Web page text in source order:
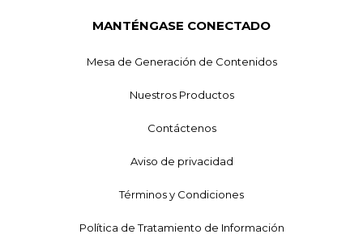
MANTÉNGASE CONECTADO
Mesa de Generación de Contenidos
Nuestros Productos
Contáctenos
Aviso de privacidad
Términos y Condiciones
Política de Tratamiento de Información